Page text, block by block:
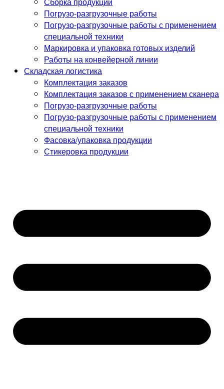
Погрузо-разгрузочные работы
Погрузо-разгрузочные работы с применением
специальной техники
Маркировка и упаковка готовых изделий
Работы на конвейерной линии
Складская логистика
Комплектация заказов
Комплектация заказов с применением сканера
Погрузо-разгрузочные работы
Погрузо-разгрузочные работы с применением
специальной техники
Фасовка/упаковка продукции
Стикеровка продукции